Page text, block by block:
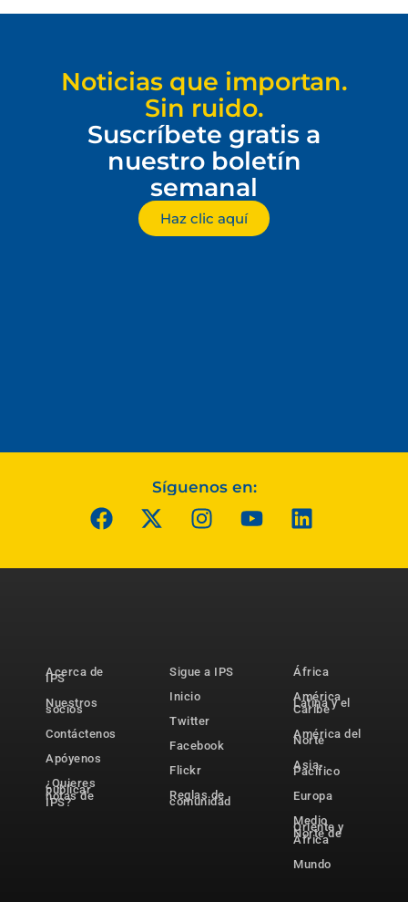
Noticias que importan.
Sin ruido.
Suscríbete gratis a
nuestro boletín
semanal
Haz clic aquí
Síguenos en:
Acerca de
IPS
Nuestros
socios
Contáctenos
Apóyenos
¿Quieres
publicar
notas de
IPS?
Sigue a IPS
Inicio
Twitter
Facebook
Flickr
Reglas de
comunidad
África
América
Latina y el
Caribe
América del
Norte
Asia-
Pacífico
Europa
Medio
Oriente y
Norte de
África
Mundo